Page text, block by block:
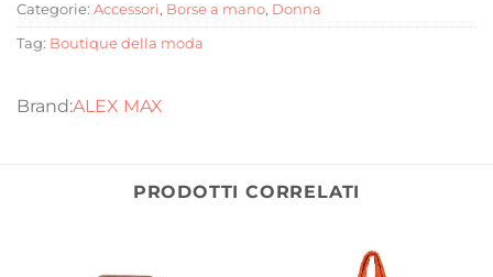
Categorie: Accessori, Borse a mano, Donna
Tag: Boutique della moda
ALEX MAX
PRODOTTI CORRELATI